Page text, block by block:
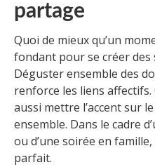
partage
Quoi de mieux qu’un
fondant pour se créer
Déguster ensemble des
renforce les liens affectifs.
aussi mettre l’accent sur
ensemble. Dans le cadre
ou d’une soirée en
parfait.